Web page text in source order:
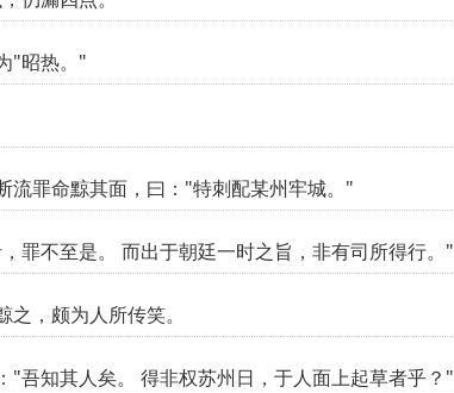
"昭热。"
流罪命黥其面，曰："特刺配某州牢城。"
罪不至是。 而出于朝廷一时之旨，非有司所得行。"
，颇为人所传笑。
"吾知其人矣。 得非权苏州日，于人面上起草者乎？"